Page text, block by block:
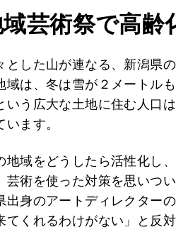
芸術祭で高齢
とした山が連なる、新潟県
域は、冬は雪が２メートル
いう広大な土地に住む人口
います。
地域をどうしたら活性化し
芸術を使った対策を思いつい
出身のアートディレクター
てくれるわけがない」と反